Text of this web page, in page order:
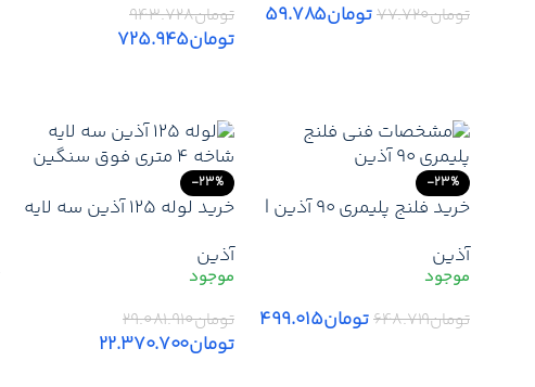
تومان۷۷.۷۲۰تومان۵۹.۷۸۵ تومان۹۴۳.۷۲۸
تومان۷۲۵.۹۴۵
-23%
خرید فلنج پلیمری 90 آذین |
+ ارسال فوری
آذین
تومان۶۴۸.۷۱۹تومان۴۹۹.۰۱۵
-23%
خرید لوله 125 آذین سه لایه
+ ارسال سریع
آذین
تومان۲۹.۰۸۱.۹۱۰
تومان۲۲.۳۷۰.۷۰۰